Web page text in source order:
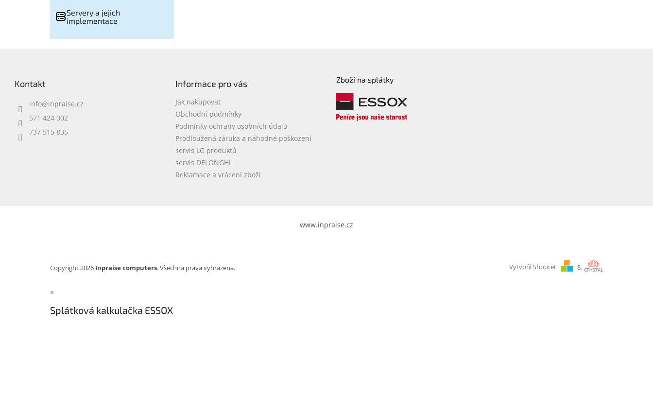
Servery a jejich
implementace
Kontakt
info@inpraise.cz
571 424 002
737 515 835
Informace pro vás
Jak nakupovat
Obchodní podmínky
Podmínky ochrany osobních údajů
Prodloužená záruka a náhodné poškození
servis LG produktů
servis DELONGHI
Reklamace a vrácení zboží
Zboží na splátky
www.inpraise.cz
Vytvořil Shoptet &
Copyright 2026 Inpraise computers. Všechna práva vyhrazena.
×
Splátková kalkulačka ESSOX